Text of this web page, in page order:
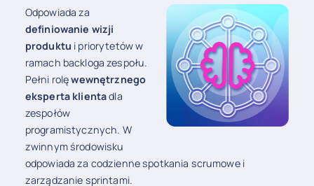
Odpowiada za
definiowanie wizji
produktu i priorytetów w
ramach backloga zespołu.
Pełni rolęwewnętrznego
eksperta klientadla
zespołów
programistycznych. W
zwinnym środowisku
odpowiada za codzienne spotkania scrumowe i
zarządzanie sprintami.